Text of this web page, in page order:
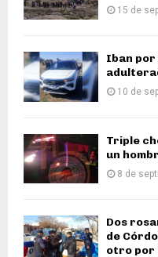
15 de
Iban por
10 de
Triple
un
8 de
Dos
de
otro por